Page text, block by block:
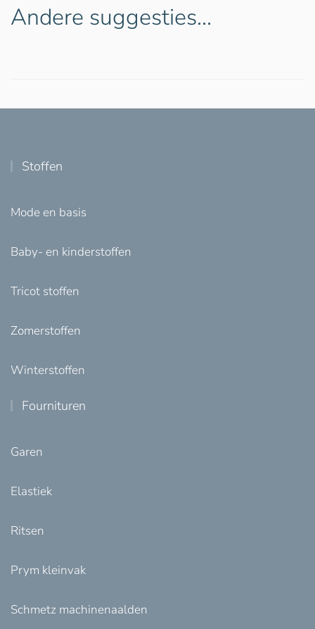
Andere suggesties…
Stoffen
Mode en basis
Baby- en kinderstoffen
Tricot stoffen
Zomerstoffen
Winterstoffen
Fournituren
Garen
Elastiek
Ritsen
Prym kleinvak
Schmetz machinenaalden